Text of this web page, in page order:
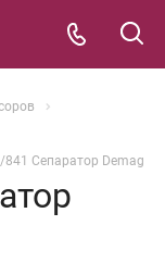
841 Сепаратор Demag